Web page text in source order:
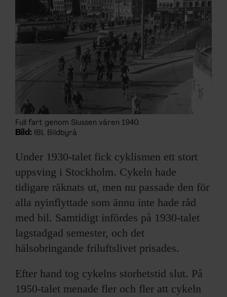
ARKIV & E-TIDNING
LYSSNA/PODD
EVENEMANG & RESOR
KONTAKTA F&F
SKRIV I F&F
PRENUMERERA PÅ F&F
ANNONSERA I F&F
OM F&F
Full fart genom Slussen våren 1940.
Bild: IBL Bildbyrå
Under 1930-talet fick cyklismen ett stort
uppsving i Stockholm. Cykeln hade
tidigare räknats ut, men nu passade den för
alla nyinflyttade som ännu inte hade råd
med bil. Samtidigt infördes på 1930-talet
lagstadgad semester, och det
hälsobringande friluftslivet prisades.
Efter hand tog cykelns storhetstid slut. På
1950-talet menade fler och fler att cykeln